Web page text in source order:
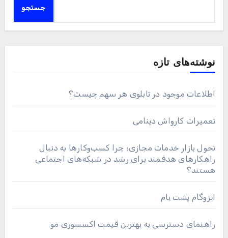
جستجو
نوشته‌های تازه
اطلاعات موجود در تابلوی هر سهم چیست؟
تعمیرات کارواش دینامی
تحول بازار خدمات مجازی؛ چرا کسب‌وکارها به دنبال
راهکارهای هدفمند برای رشد در شبکه‌های اجتماعی
هستند؟
ایزوگام پشت بام
راهنمای دسترسی به بهترین قیمت اکسسوری مو